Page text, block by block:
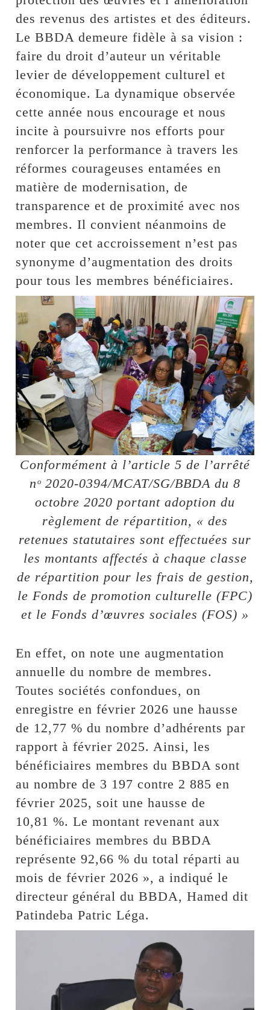
des revenus des artistes et des éditeurs.
Le BBDA demeure fidèle à sa vision :
faire du droit d’auteur un véritable
levier de développement culturel et
économique. La dynamique observée
cette année nous encourage et nous
incite à poursuivre nos efforts pour
renforcer la performance à travers les
réformes courageuses entamées en
matière de modernisation, de
transparence et de proximité avec nos
membres. Il convient néanmoins de
noter que cet accroissement n’est pas
synonyme d’augmentation des droits
pour tous les membres bénéficiaires.
Conformément à l’article 5 de l’arrêté
nᵒ 2020-0394/MCAT/SG/BBDA du 8
octobre 2020 portant adoption du
règlement de répartition, « des
retenues statutaires sont effectuées sur
les montants affectés à chaque classe
de répartition pour les frais de gestion,
le Fonds de promotion culturelle (FPC)
et le Fonds d’œuvres sociales (FOS) »
En effet, on note une augmentation
annuelle du nombre de membres.
Toutes sociétés confondues, on
enregistre en février 2026 une hausse
de 12,77 % du nombre d’adhérents par
rapport à février 2025. Ainsi, les
bénéficiaires membres du BBDA sont
au nombre de 3 197 contre 2 885 en
février 2025, soit une hausse de
10,81 %. Le montant revenant aux
bénéficiaires membres du BBDA
représente 92,66 % du total réparti au
mois de février 2026 », a indiqué le
directeur général du BBDA, Hamed dit
Patindeba Patric Léga.